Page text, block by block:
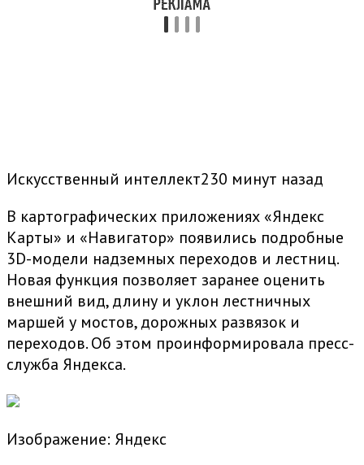
Искусственный интеллект230 минут назад
В картографических приложениях «Яндекс
Карты» и «Навигатор» появились подробные
3D-модели надземных переходов и лестниц.
Новая функция позволяет заранее оценить
внешний вид, длину и уклон лестничных
маршей у мостов, дорожных развязок и
переходов. Об этом проинформировала пресс-
служба Яндекса.
Изображение: Яндекс